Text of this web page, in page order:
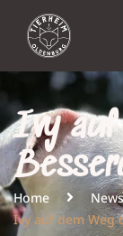
Ivy auf
Home
Ivy auf dem Weg